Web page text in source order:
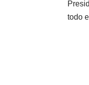
todo